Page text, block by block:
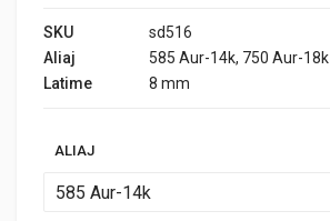
SKU
sd516
Aliaj
585 Aur-14k, 750 Aur-18k
Latime
8 mm
ALIAJ